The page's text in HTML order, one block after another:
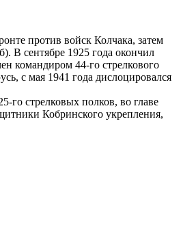
против войск Колчака, затем
В сентябре 1925 года окончил
командиром 44-го стрелкового
с мая 1941 года дислоцировался
го стрелковых полков, во главе
Кобринского укрепления,